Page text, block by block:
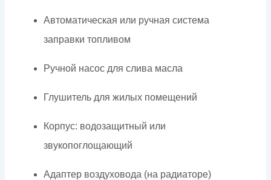
Автоматическая или ручная система
заправки топливом
Ручной насос для слива масла
Глушитель для жилых помещений
Корпус: водозащитный или
звукопоглощающий
Адаптер воздуховода (на радиаторе)